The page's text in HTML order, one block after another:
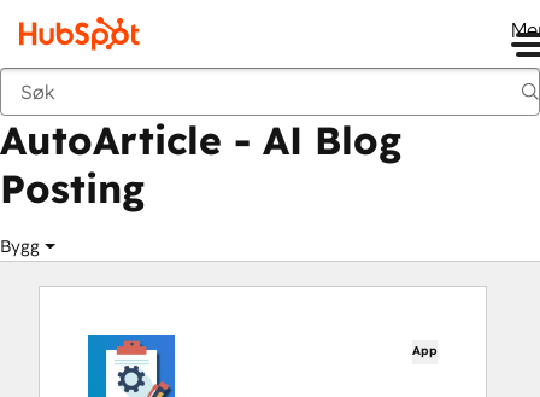
Markedsted
AutoArticle - AI Blog
Posting
Bygg
App